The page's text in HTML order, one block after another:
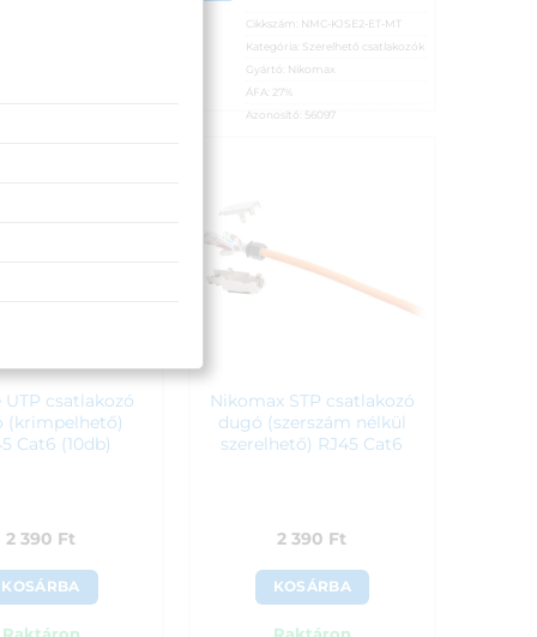
Cikkszám: NMC-KJSE2-ET-MT
Kategória: Szerelhető csatlakozók
Gyártó: Nikomax
ÁFA: 27%
Azonosító: 56097
UTP csatlakozó
(krimpelhető)
Cat6 (10db)
2 390 Ft
KOSÁRBA
Nikomax STP csatlakozó
dugó (szerszám nélkül
szerelhető) RJ45 Cat6
2 390 Ft
KOSÁRBA